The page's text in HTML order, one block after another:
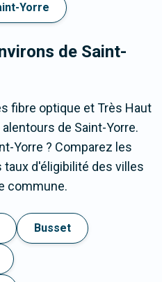
Yorre
de Saint-
fibre optique et Très Haut
de Saint-Yorre.
Yorre ? Comparez les
d'éligibilité des villes
commune.
Busset